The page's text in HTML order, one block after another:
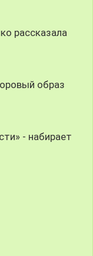
рассказала
образ
- набирает